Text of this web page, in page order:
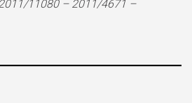
11080 – 2011/4671 –